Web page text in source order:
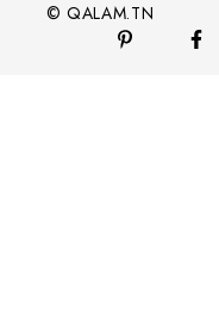
© QALAM.TN